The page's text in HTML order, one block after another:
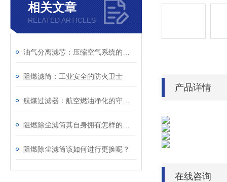
相关文章
RELATED ARTICLES
阻燃滤筒：工业安全的防火卫士
阻燃除尘滤筒该如何进行更换呢？
产品详情
在线咨询